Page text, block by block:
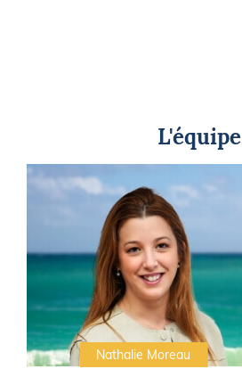
L'équipe
Nathalie Moreau